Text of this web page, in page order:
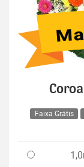
Faixa Grátis